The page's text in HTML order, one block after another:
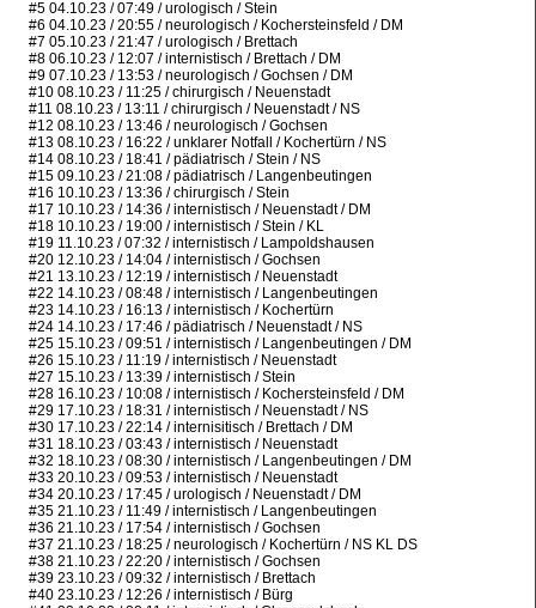
#5 04.10.23 / 07:49 / urologisch / Stein
#6 04.10.23 / 20:55 / neurologisch / Kochersteinsfeld / DM
#7 05.10.23 / 21:47 / urologisch / Brettach
#8 06.10.23 / 12:07 / internistisch / Brettach / DM
#9 07.10.23 / 13:53 / neurologisch / Gochsen / DM
#10 08.10.23 / 11:25 / chirurgisch / Neuenstadt
#11 08.10.23 / 13:11 / chirurgisch / Neuenstadt / NS
#12 08.10.23 / 13:46 / neurologisch / Gochsen
#13 08.10.23 / 16:22 / unklarer Notfall / Kochertürn / NS
#14 08.10.23 / 18:41 / pädiatrisch / Stein / NS
#15 09.10.23 / 21:08 / pädiatrisch / Langenbeutingen
#16 10.10.23 / 13:36 / chirurgisch / Stein
#17 10.10.23 / 14:36 / internistisch / Neuenstadt / DM
#18 10.10.23 / 19:00 / internistisch / Stein / KL
#19 11.10.23 / 07:32 / internistisch / Lampoldshausen
#20 12.10.23 / 14:04 / internistisch / Gochsen
#21 13.10.23 / 12:19 / internistisch / Neuenstadt
#22 14.10.23 / 08:48 / internistisch / Langenbeutingen
#23 14.10.23 / 16:13 / internistisch / Kochertürn
#24 14.10.23 / 17:46 / pädiatrisch / Neuenstadt / NS
#25 15.10.23 / 09:51 / internistisch / Langenbeutingen / DM
#26 15.10.23 / 11:19 / internistisch / Neuenstadt
#27 15.10.23 / 13:39 / internistisch / Stein
#28 16.10.23 / 10:08 / internistisch / Kochersteinsfeld / DM
#29 17.10.23 / 18:31 / internistisch / Neuenstadt / NS
#30 17.10.23 / 22:14 / internisitisch / Brettach / DM
#31 18.10.23 / 03:43 / internistisch / Neuenstadt
#32 18.10.23 / 08:30 / internistisch / Langenbeutingen / DM
#33 20.10.23 / 09:53 / internistisch / Neuenstadt
#34 20.10.23 / 17:45 / urologisch / Neuenstadt / DM
#35 21.10.23 / 11:49 / internistisch / Langenbeutingen
#36 21.10.23 / 17:54 / internistisch / Gochsen
#37 21.10.23 / 18:25 / neurologisch / Kochertürn / NS KL DS
#38 21.10.23 / 22:20 / internistisch / Gochsen
#39 23.10.23 / 09:32 / internistisch / Brettach
#40 23.10.23 / 12:26 / internistisch / Bürg